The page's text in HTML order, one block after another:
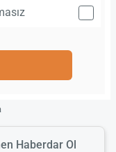
Haberdar Ol